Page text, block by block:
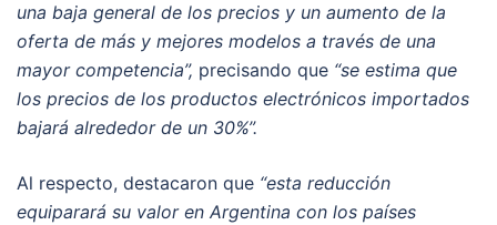
una baja general de los precios y un aumento de la
oferta de más y mejores modelos a través de una
mayor competencia”, precisando que “se estima que
los precios de los productos electrónicos importados
bajará alrededor de un 30%”.
Al respecto, destacaron que “esta reducción
equiparará su valor en Argentina con los países